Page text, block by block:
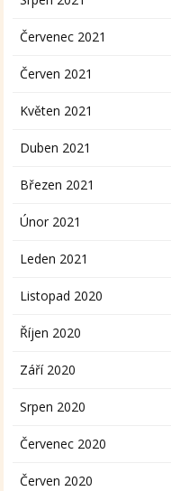
Červenec 2021
Červen 2021
Květen 2021
Duben 2021
Březen 2021
Únor 2021
Leden 2021
Listopad 2020
Říjen 2020
Září 2020
Srpen 2020
Červenec 2020
Červen 2020